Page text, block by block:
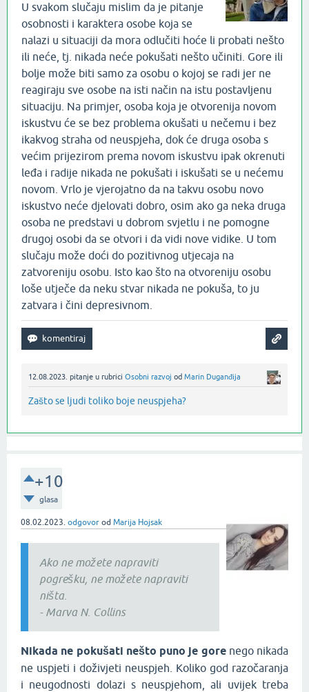
U svakom slučaju mislim da je pitanje
osobnosti i karaktera osobe koja se
nalazi u situaciji da mora odlučiti hoće li probati nešto
ili neće, tj. nikada neće pokušati nešto učiniti. Gore ili
bolje može biti samo za osobu o kojoj se radi jer ne
reagiraju sve osobe na isti način na istu postavljenu
situaciju. Na primjer, osoba koja je otvorenija novom
iskustvu će se bez problema okušati u nečemu i bez
ikakvog straha od neuspjeha, dok će druga osoba s
većim prijezirom prema novom iskustvu ipak okrenuti
leđa i radije nikada ne pokušati i iskušati se u nećemu
novom. Vrlo je vjerojatno da na takvu osobu novo
iskustvo neće djelovati dobro, osim ako ga neka druga
osoba ne predstavi u dobrom svjetlu i ne pomogne
drugoj osobi da se otvori i da vidi nove vidike. U tom
slučaju može doći do pozitivnog utjecaja na
zatvoreniju osobu. Isto kao što na otvoreniju osobu
loše utječe da neku stvar nikada ne pokuša, to ju
zatvara i čini depresivnom.
12.08.2023. pitanje u rubrici Osobni razvoj od Marin Duganđija
Zašto se ljudi toliko boje neuspjeha?
+10
glasa
08.02.2023. odgovor od Marija Hojsak
Ako ne možete napraviti
pogrešku, ne možete napraviti
ništa.
- Marva N. Collins
Nikada ne pokušati nešto puno je gorenego nikada
ne uspjeti i doživjeti neuspjeh. Koliko god razočaranja
i neugodnosti dolazi s neuspjehom, ali uvijek treba